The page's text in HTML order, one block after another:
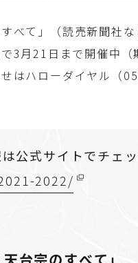
べて」（読売新聞社
3月21日まで開催中（
はハローダイヤル（
公式サイトでチェッ
2022/